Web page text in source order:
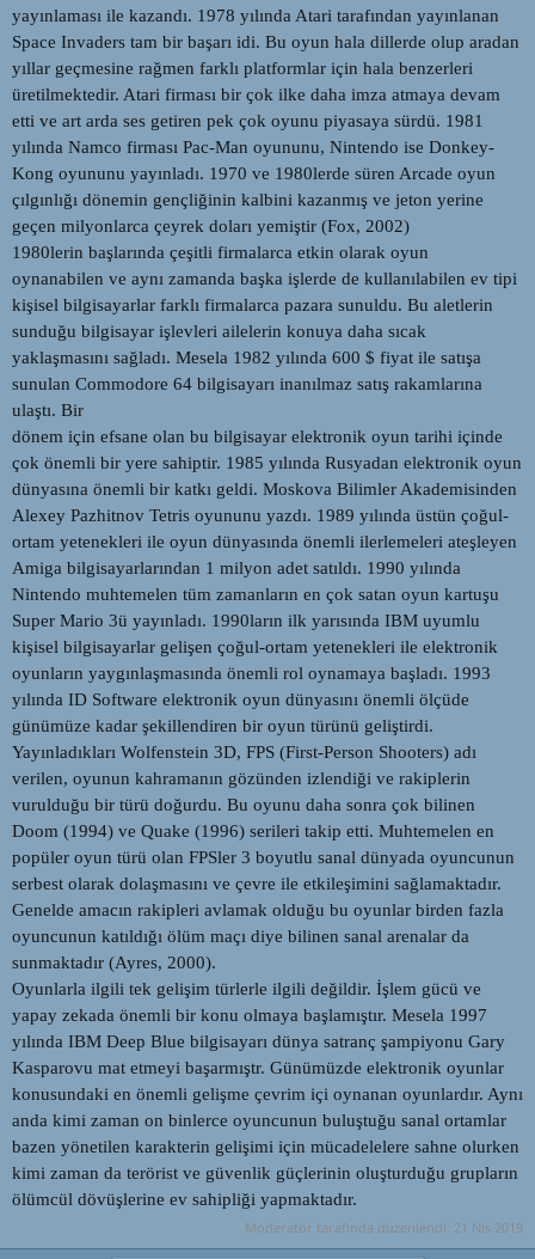
yayınlaması ile kazandı. 1978 yılında Atari tarafından yayınlanan
Space Invaders tam bir başarı idi. Bu oyun hala dillerde olup aradan
yıllar geçmesine rağmen farklı platformlar için hala benzerleri
üretilmektedir. Atari firması bir çok ilke daha imza atmaya devam
etti ve art arda ses getiren pek çok oyunu piyasaya sürdü. 1981
yılında Namco firması Pac-Man oyununu, Nintendo ise Donkey-
Kong oyununu yayınladı. 1970 ve 1980lerde süren Arcade oyun
çılgınlığı dönemin gençliğinin kalbini kazanmış ve jeton yerine
geçen milyonlarca çeyrek doları yemiştir (Fox, 2002)
1980lerin başlarında çeşitli firmalarca etkin olarak oyun
oynanabilen ve aynı zamanda başka işlerde de kullanılabilen ev tipi
kişisel bilgisayarlar farklı firmalarca pazara sunuldu. Bu aletlerin
sunduğu bilgisayar işlevleri ailelerin konuya daha sıcak
yaklaşmasını sağladı. Mesela 1982 yılında 600 $ fiyat ile satışa
sunulan Commodore 64 bilgisayarı inanılmaz satış rakamlarına
ulaştı. Bir
dönem için efsane olan bu bilgisayar elektronik oyun tarihi içinde
çok önemli bir yere sahiptir. 1985 yılında Rusyadan elektronik oyun
dünyasına önemli bir katkı geldi. Moskova Bilimler Akademisinden
Alexey Pazhitnov Tetris oyununu yazdı. 1989 yılında üstün çoğul-
ortam yetenekleri ile oyun dünyasında önemli ilerlemeleri ateşleyen
Amiga bilgisayarlarından 1 milyon adet satıldı. 1990 yılında
Nintendo muhtemelen tüm zamanların en çok satan oyun kartuşu
Super Mario 3ü yayınladı. 1990ların ilk yarısında IBM uyumlu
kişisel bilgisayarlar gelişen çoğul-ortam yetenekleri ile elektronik
oyunların yaygınlaşmasında önemli rol oynamaya başladı. 1993
yılında ID Software elektronik oyun dünyasını önemli ölçüde
günümüze kadar şekillendiren bir oyun türünü geliştirdi.
Yayınladıkları Wolfenstein 3D, FPS (First-Person Shooters) adı
verilen, oyunun kahramanın gözünden izlendiği ve rakiplerin
vurulduğu bir türü doğurdu. Bu oyunu daha sonra çok bilinen
Doom (1994) ve Quake (1996) serileri takip etti. Muhtemelen en
popüler oyun türü olan FPSler 3 boyutlu sanal dünyada oyuncunun
serbest olarak dolaşmasını ve çevre ile etkileşimini sağlamaktadır.
Genelde amacın rakipleri avlamak olduğu bu oyunlar birden fazla
oyuncunun katıldığı ölüm maçı diye bilinen sanal arenalar da
sunmaktadır (Ayres, 2000).
Oyunlarla ilgili tek gelişim türlerle ilgili değildir. İşlem gücü ve
yapay zekada önemli bir konu olmaya başlamıştır. Mesela 1997
yılında IBM Deep Blue bilgisayarı dünya satranç şampiyonu Gary
Kasparovu mat etmeyi başarmıştr. Günümüzde elektronik oyunlar
konusundaki en önemli gelişme çevrim içi oynanan oyunlardır. Aynı
anda kimi zaman on binlerce oyuncunun buluştuğu sanal ortamlar
bazen yönetilen karakterin gelişimi için mücadelelere sahne olurken
kimi zaman da terörist ve güvenlik güçlerinin oluşturduğu grupların
ölümcül dövüşlerine ev sahipliği yapmaktadır.
Moderatör tarafında düzenlendi: 21 Nis 2019